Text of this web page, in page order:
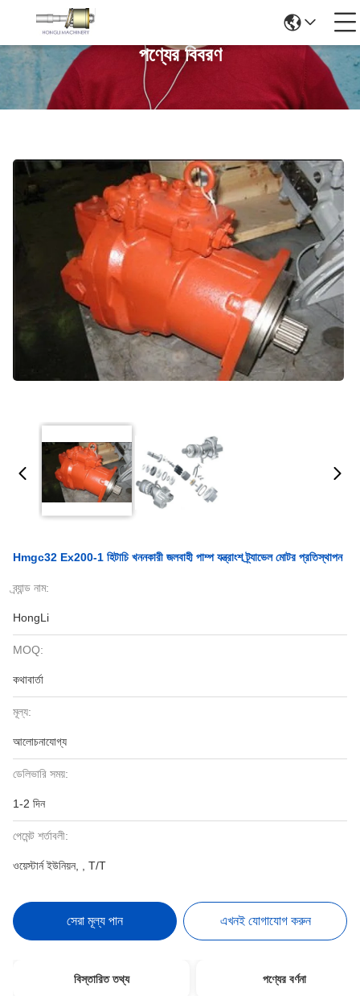
পণ্যের বিবরণ
Hmgc32 Ex200-1 হিটাচি খননকারী জলবাহী পাম্প যন্ত্রাংশ ট্র্যাভেল মোটর প্রতিস্থাপন
ব্র্যান্ড নাম:
HongLi
MOQ:
কথাবার্তা
মূল্য:
আলোচনাযোগ্য
ডেলিভারি সময়:
1-2 দিন
পেমেন্ট শর্তাবলী:
ওয়েস্টার্ন ইউনিয়ন, , T/T
সেরা মূল্য পান এখনই যোগাযোগ করুন
বিস্তারিত তথ্য পণ্যের বর্ণনা